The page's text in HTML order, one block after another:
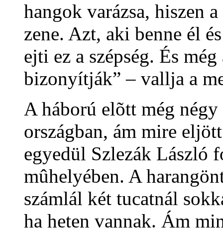
hangok varázsa, hiszen
zene. Azt, aki benne él
ejti ez a szépség. És
bizonyítják” – vallja a
A háború elõtt még
országban, ám mire
egyedül Szlezák László
mûhelyében. A
számlál két tucatnál
ha heten vannak. Ám